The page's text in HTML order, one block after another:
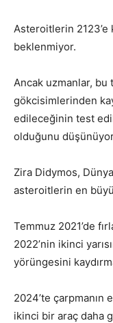
Asteroitlerin 2123’e
beklenmiyor.
Ancak uzmanlar,
gökcisimlerinden
edileceğinin test
olduğunu
Zira Didymos,
asteroitlerin en
Temmuz 2021’de
2022’nin ikinci
yörüngesini
2024’te
ikinci bir araç daha